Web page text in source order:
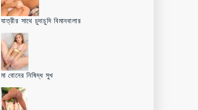
যাত্রীর সাথে চুদাচুদি বিমানবালার
মা বোনের নিষিদ্ধ সুখ